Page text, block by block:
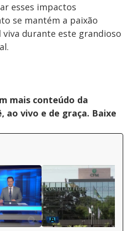
esses impactos
se mantém a paixão
durante este grandioso
mais conteúdo da
ao vivo e de graça. Baixe